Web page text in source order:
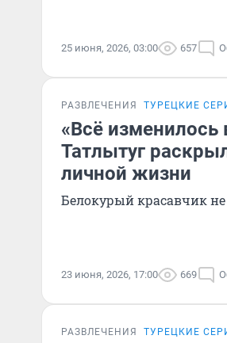
25 июня, 2026, 03:00 657
РАЗВЛЕЧЕНИЯ ТУРЕЦКИЕ
«Всё
Татлытуг
личной жизни
Белокурый красавчик не
23 июня, 2026, 17:00 669
РАЗВЛЕЧЕНИЯ ТУРЕЦКИЕ